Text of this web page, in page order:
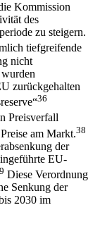
Kommission
des
zu steigern.
tiefgreifende
nicht
zurückgehalten
36
Preisverfall
am Markt.38
der
EU-
Diese Verordnung
Senkung der
2030 im